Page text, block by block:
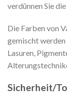
verdünnen Sie
Die Farben von
gemischt
Lasuren,
Sicherheit/